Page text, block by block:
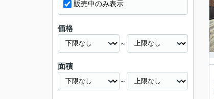
販売中のみ表示
価格
～
面積
～